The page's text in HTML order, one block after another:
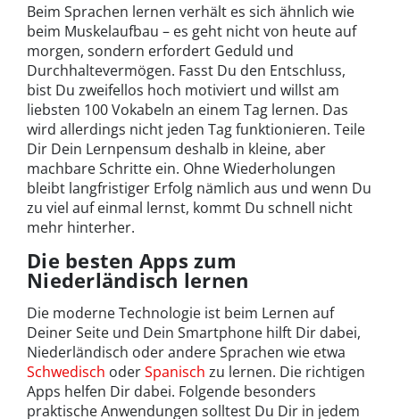
Beim Sprachen lernen verhält es sich ähnlich wie
beim Muskelaufbau – es geht nicht von heute auf
morgen, sondern erfordert Geduld und
Durchhaltevermögen. Fasst Du den Entschluss,
bist Du zweifellos hoch motiviert und willst am
liebsten 100 Vokabeln an einem Tag lernen. Das
wird allerdings nicht jeden Tag funktionieren. Teile
Dir Dein Lernpensum deshalb in kleine, aber
machbare Schritte ein. Ohne Wiederholungen
bleibt langfristiger Erfolg nämlich aus und wenn Du
zu viel auf einmal lernst, kommt Du schnell nicht
mehr hinterher.
Die besten Apps zum
Niederländisch lernen
Die moderne Technologie ist beim Lernen auf
Deiner Seite und Dein Smartphone hilft Dir dabei,
Niederländisch oder andere Sprachen wie etwa
Schwedisch oderSpanisch zu lernen. Die richtigen
Apps helfen Dir dabei. Folgende besonders
praktische Anwendungen solltest Du Dir in jedem